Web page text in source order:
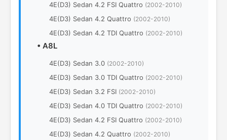
4E(D3) Sedan 4.2 FSI Quattro (2002-2010)
4E(D3) Sedan 4.2 Quattro (2002-2010)
4E(D3) Sedan 4.2 TDI Quattro (2002-2010)
• A8L
4Е(D3) Sedan 3.0 (2002-2010)
4Е(D3) Sedan 3.0 TDI Quattro (2002-2010)
4Е(D3) Sedan 3.2 FSI (2002-2010)
4Е(D3) Sedan 4.0 TDI Quattro (2002-2010)
4Е(D3) Sedan 4.2 FSI Quattro (2002-2010)
4Е(D3) Sedan 4.2 Quattro (2002-2010)